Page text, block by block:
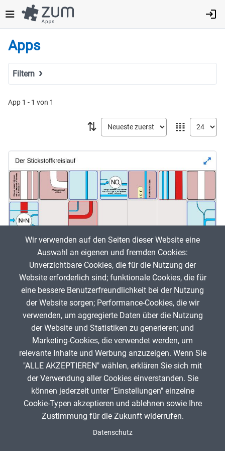
zum
Inhalt
Apps
Filtern
Fach
Sprachen
Geistes- & Sozialwissenschaften
Musische Fächer & Sport
Sonstiges
Schulstufe
Typ
Featured Apps
App 1 - 1 von 1
𝍖
⇅
Puzzle Stickstoffkreislauf
Bio
183 Gregor von Borstel LNCU
ANZEIGE
Spenden
Impressum
Wir verwenden auf den Seiten dieser Website eine
Auswahl an eigenen und fremden Cookies:
Unverzichtbare Cookies, die für die Nutzung der
Website erforderlich sind; funktionale Cookies, die für
eine bessere Benutzerfreundlichkeit bei der Nutzung
der Website sorgen; Performance-Cookies, die wir
verwenden, um aggregierte Daten über die Nutzung
der Website und Statistiken zu generieren; und
Marketing-Cookies, die verwendet werden, um
relevante Inhalte und Werbung anzuzeigen. Wenn Sie
"ALLE AKZEPTIEREN" wählen, erklären Sie sich mit
der Verwendung aller Cookies einverstanden. Sie
können jederzeit unter "Einstellungen" einzelne
Cookie-Typen akzeptieren und ablehnen sowie Ihre
Zustimmung für die Zukunft widerrufen.
Datenschutz